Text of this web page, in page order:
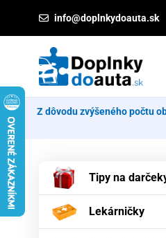
info@doplnkydoauta.sk
Z dôvodu zvýšeného počtu
Tipy na
Lekárničky